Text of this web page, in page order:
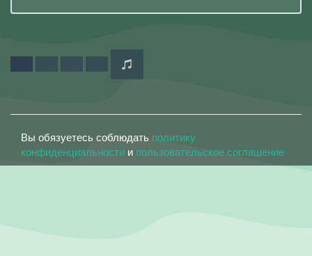
Вы обязуетесь соблюдать политику
конфиденциальности и пользовательское соглашение